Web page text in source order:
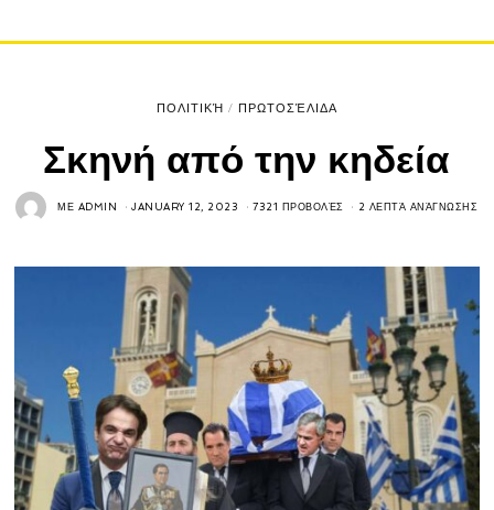
ΠΟΛΙΤΙΚΉ / ΠΡΩΤΟΣΈΛΙΔΑ
Σκηνή από την κηδεία
ΜΕ ADMIN JANUARY 12, 2023 7321 ΠΡΟΒΟΛΈΣ 2 ΛΕΠΤΆ ΑΝΆΓΝΩΣΗΣ